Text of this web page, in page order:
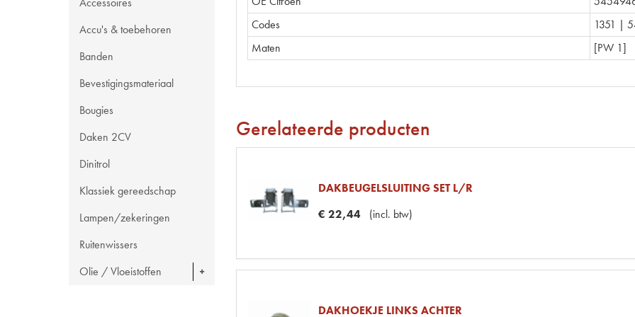
Accu's & toebehoren
Banden
Bevestigingsmateriaal
Bougies
Daken 2CV
Dinitrol
Klassiek gereedschap
Lampen/zekeringen
Ruitenwissers
Olie / Vloeistoffen
Codes
1351 |
Maten
[PW 1]
Gerelateerde producten
DAKBEUGELSLUITING SET L/R
€ 22,44 (incl. btw)
DAKHOEKJE LINKS ACHTER